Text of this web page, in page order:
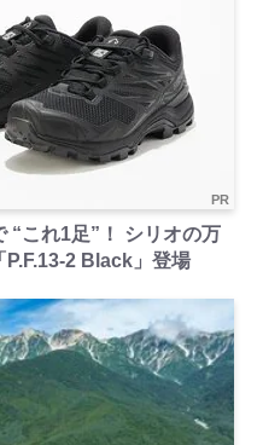
PR
“これ1足”！ シリオの万
P.F.13-2 Black」登場